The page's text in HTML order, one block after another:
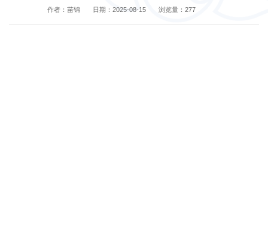
作者：苗锦 日期：2025-08-15 浏览量： 277